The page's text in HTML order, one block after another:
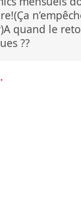
quand le
??